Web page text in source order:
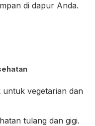
di dapur Anda.
untuk vegetarian dan
tulang dan gigi.